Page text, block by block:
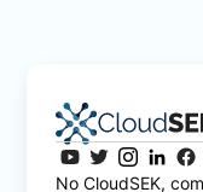
No CloudSEK,